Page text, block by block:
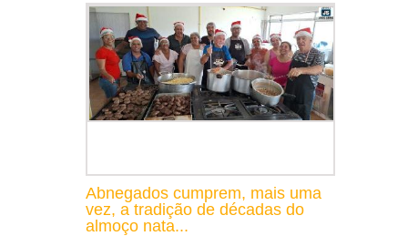
Abnegados cumprem, mais uma
vez, a tradição de décadas do
almoço nata...